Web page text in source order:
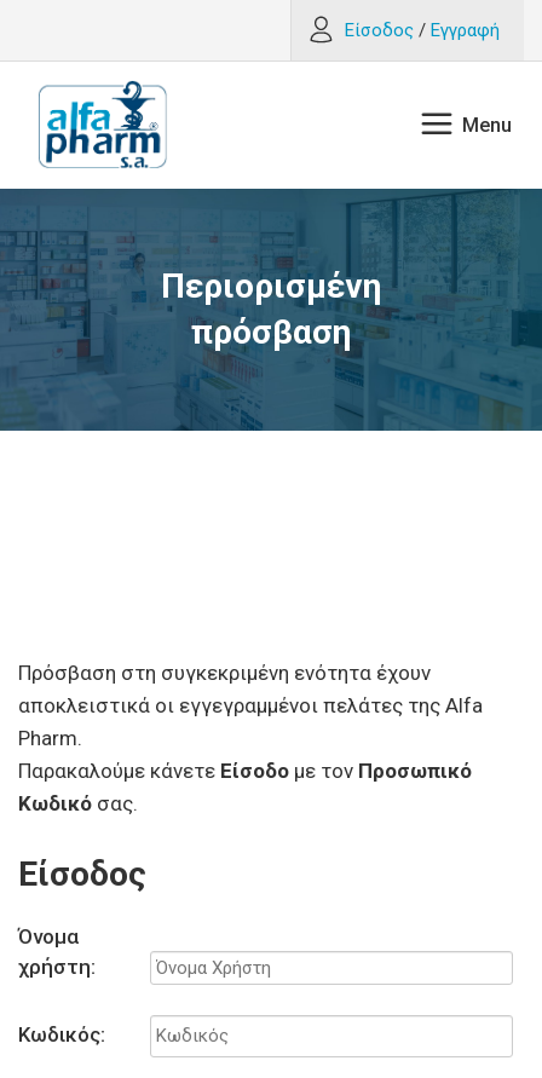
Είσοδος / Εγγραφή
Περιορισμένη
πρόσβαση
Πρόσβαση στη συγκεκριμένη ενότητα έχουν
αποκλειστικά οι εγγεγραμμένοι πελάτες της Alfa
Pharm.
Παρακαλούμε κάνετε Είσοδο με τον Προσωπικό
Κωδικό σας.
Είσοδος
Όνομα
χρήστη:
Κωδικός: